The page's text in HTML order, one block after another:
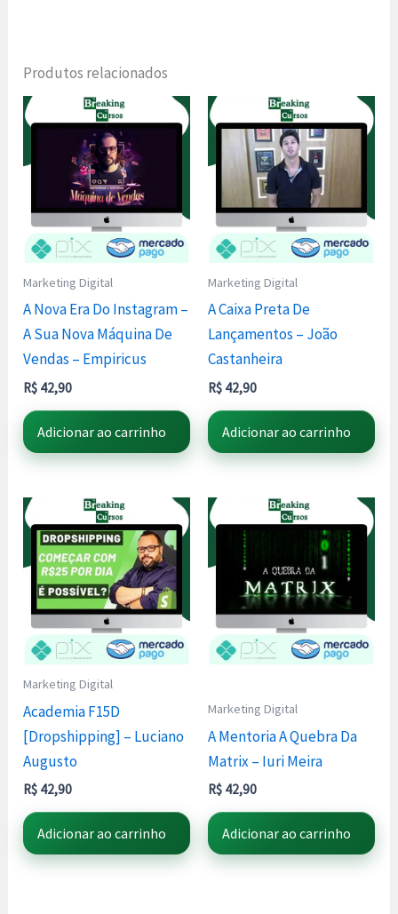
Produtos relacionados
Marketing Digital
A Nova Era Do Instagram –
A Sua Nova Máquina De
Vendas – Empiricus
R$ 42,90
Adicionar ao carrinho
Marketing Digital
A Caixa Preta De
Lançamentos – João
Castanheira
R$ 42,90
Adicionar ao carrinho
Marketing Digital
Academia F15D
[Dropshipping] – Luciano
Augusto
R$ 42,90
Adicionar ao carrinho
Marketing Digital
A Mentoria A Quebra Da
Matrix – Iuri Meira
R$ 42,90
Adicionar ao carrinho